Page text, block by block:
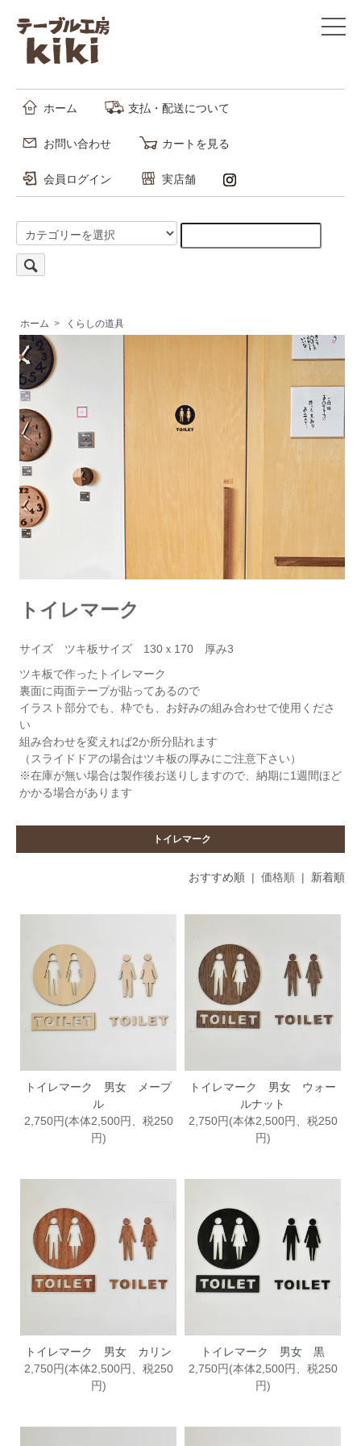
ホーム 支払・配送について
お問い合わせ カートを見る
会員ログイン 実店舗
ホーム > くらしの道具
トイレマーク
サイズ ツキ板サイズ 130ｘ170 厚み3
ツキ板で作ったトイレマーク
裏面に両面テープが貼ってあるので
イラスト部分でも、枠でも、お好みの組み合わせで使用くださ
い
組み合わせを変えれば2か所分貼れます
（スライドドアの場合はツキ板の厚みにご注意下さい）
※在庫が無い場合は製作後お送りしますので、納期に1週間ほど
かかる場合があります
トイレマーク
おすすめ順 | 価格順 | 新着順
トイレマーク 男女 メープ
ル
2,750円(本体2,500円、税250
円)
トイレマーク 男女 ウォー
ルナット
2,750円(本体2,500円、税250
円)
トイレマーク 男女 カリン
2,750円(本体2,500円、税250
円)
トイレマーク 男女 黒
2,750円(本体2,500円、税250
円)